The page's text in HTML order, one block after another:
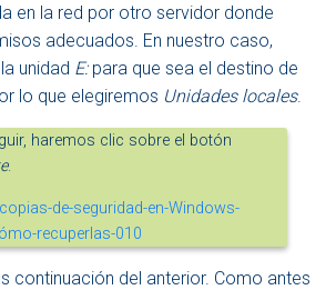
en la red por otro servidor donde
adecuados. En nuestro caso,
unidad E:para que sea el destino de
lo que elegiremos Unidades locales.
haremos clic sobre el botón
.
continuación del anterior. Como antes